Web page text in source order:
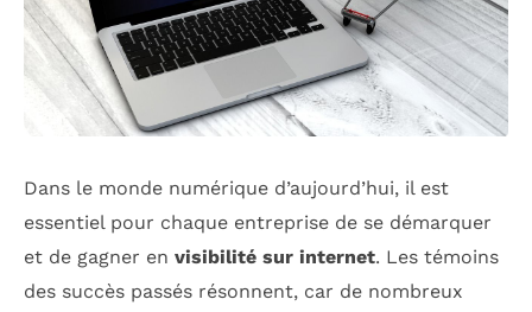
Dans le monde numérique d’aujourd’hui, il est
essentiel pour chaque entreprise de se démarquer
et de gagner en visibilité sur internet. Les témoins
des succès passés résonnent, car de nombreux